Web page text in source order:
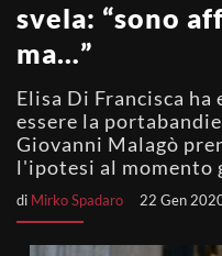
svela: “sono
ma…”
Elisa Di Francisca
essere la
Giovanni Malagò
l'ipotesi al momento
di Mirko Spadaro 22 Gen